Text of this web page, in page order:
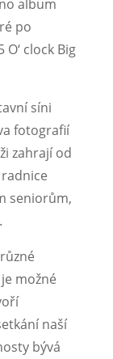
album
po
clock Big
síni
fotografií
zahrají od
seniorům,
možné
naší
bývá